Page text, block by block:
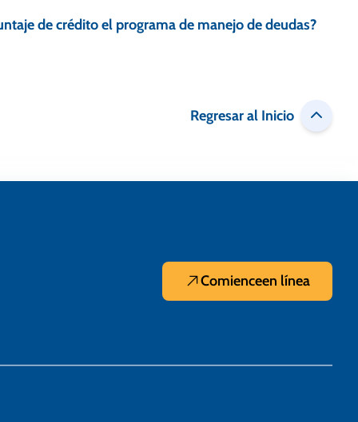
de crédito el programa de manejo de deudas?
Regresar al Inicio
Comienceen línea